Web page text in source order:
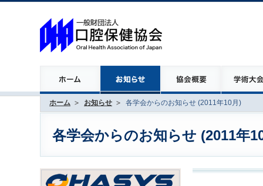
ホーム お知らせ 各学会からのお知らせ (2011年10月)
各学会からのお知らせ (2011年